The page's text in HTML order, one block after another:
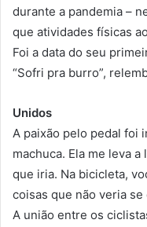
durante a pandemia –
que atividades físicas
Foi a data do seu
“Sofri pra burro”,
Unidos
A paixão pelo pedal foi
machuca. Ela me leva
que iria. Na bicicleta,
coisas que não veria se
A união entre os